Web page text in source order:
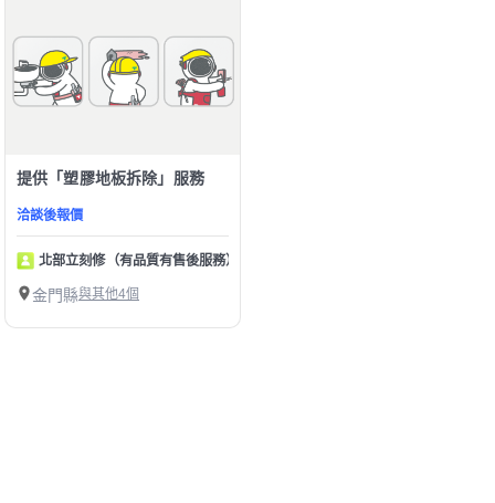
提供「塑膠地板拆除」服務
洽談後報價
北部立刻修（有品質有售後服務）
金門縣與其他4個